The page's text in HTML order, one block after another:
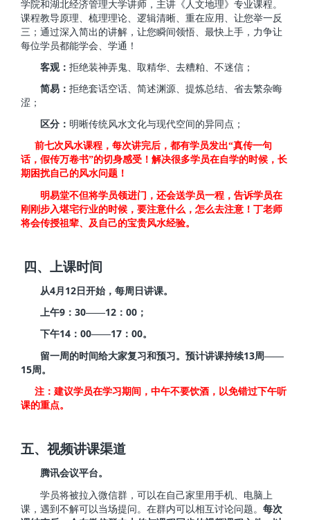
学院和湖北经济管理大学讲师，主讲《人文地理》专业课程。
课程教导原理、梳理理论、逻辑清晰、重在应用、让您举一反
三；通过深入简出的讲解，让您瞬间领悟、最快上手，力争让
每位学员都能学会、学通！
客观： 拒绝装神弄鬼、取精华、去糟粕、不迷信；
简易： 拒绝套话空话、简述渊源、提炼总结、省去繁杂晦
涩；
区分： 明晰传统风水文化与现代空间的异同点；
前七次风水课程，每次讲完后，都有学员发出“真传一句
话，假传万卷书”的切身感受！解决很多学员在自学的时候，长
期困扰自己的风水问题！
明易堂不但将学员领进门，还会送学员一程，告诉学员在
刚刚步入堪宅行业的时候，要注意什么，怎么去注意！丁老师
将会传授祖辈、及自己的宝贵风水经验。
四、上课时间
从4月 12 日开始，每周日讲课。
上午9 ： 30——12 ： 00 ；
下午14 ： 00——17 ： 00。
留一周的时间给大家复习和预习。预计讲课持续13周——
15周。
注：建议学员在学习期间，中午不要饮酒，以免错过下午听
课的重点。
五、视频讲课渠道
腾讯会议平台。
学员将被拉入微信群，可以在自己家里用手机、电脑上
课，遇到不解可以当场提问。在群内可以相互讨论问题。 每次